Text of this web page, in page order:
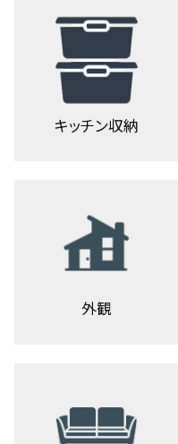
キッチン収納
外観